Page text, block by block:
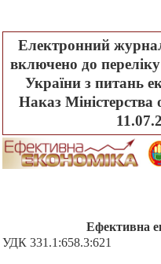
Електронний
включено до
України з питань
Наказ Міністерства
Ефективна
УДК 331.1:658.3:621